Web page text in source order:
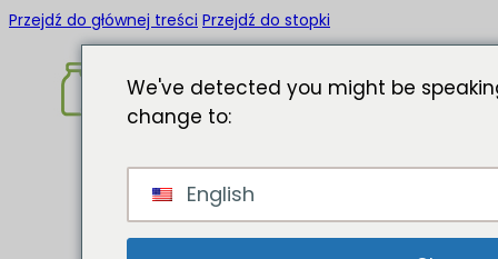
Przejdź do głównej treści Przejdź do stopki
Strona
główna
O
We've detected you might be
change to:
English